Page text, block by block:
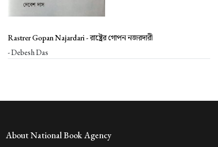
Rastrer Gopan Najardari -রাষ্ট্রের গোপন নজরদারী
- Debesh Das
About National Book Agency